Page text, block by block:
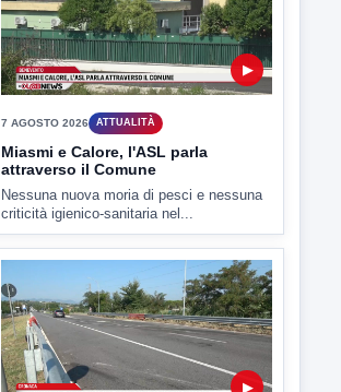
▶
CRONACA
Ponte Valentino,21enne indagato:
Incidente mortale a Ponte Valentino,